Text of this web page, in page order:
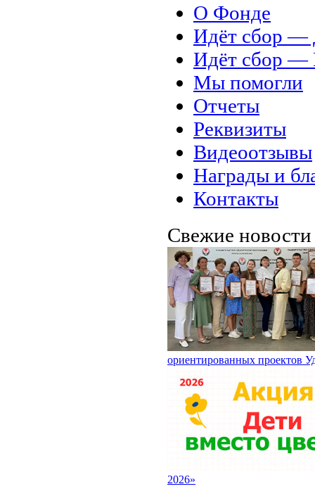
О Фонде
Идёт сбор
Идёт сбор
Мы помогли
Отчеты
Реквизиты
Видеоотзывы
Награды и
Контакты
Свежие
ориентированных проектов
2026»